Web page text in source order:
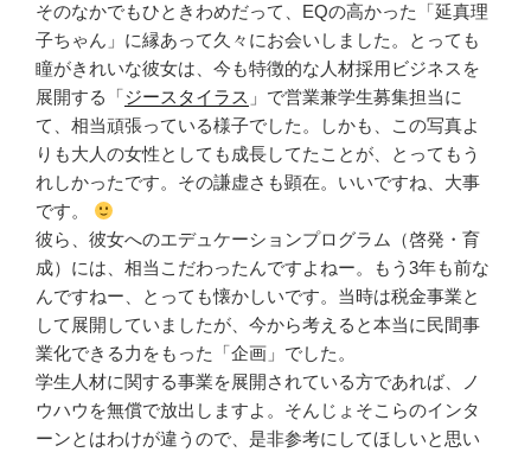
そのなかでもひときわめだって、EQの高かった「延真理
子ちゃん」に縁あって久々にお会いしました。とっても
瞳がきれいな彼女は、今も特徴的な人材採用ビジネスを
展開する「ジースタイラス 」で営業兼学生募集担当に
て、相当頑張っている様子でした。しかも、この写真よ
りも大人の女性としても成長してたことが、とってもう
れしかったです。その謙虚さも顕在。いいですね、大事
です。
彼ら、彼女へのエデュケーションプログラム（啓発・育
成）には、相当こだわったんですよねー。もう3年も前な
んですねー、とっても懐かしいです。当時は税金事業と
して展開していましたが、今から考えると本当に民間事
業化できる力をもった「企画」でした。
学生人材に関する事業を展開されている方であれば、ノ
ウハウを無償で放出しますよ。そんじょそこらのインタ
ーンとはわけが違うので、是非参考にしてほしいと思い